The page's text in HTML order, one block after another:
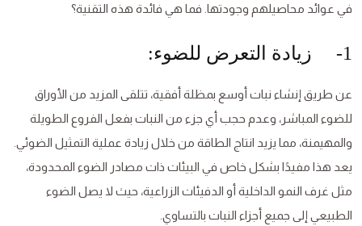
في عوائد محاصيلهم وجودتها. فما هي فائدة هذه التقنية؟
1- زيادة التعرض للضوء:
عن طريق إنشاء نبات أوسع بمظلة أفقية، تتلقى المزيد من الأوراق
للضوء المباشر، وعدم حجب أي جزء من النبات بفعل الفروع الطويلة
والمهيمنة، مما يزيد انتاج الطاقة من خلال زيادة عملية التمثيل الضوئي.
يعد هذا مفيدًا بشكل خاص في البيئات ذات مصادر الضوء المحدودة،
مثل غرف النمو الداخلية أو الدفيئات الزراعية، حيث لا يصل الضوء
الطبيعي إلى جميع أجزاء النبات بالتساوي.